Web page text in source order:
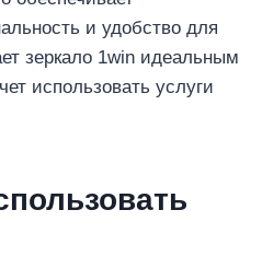
и удобство для
зеркало 1win идеальным
использовать услуги